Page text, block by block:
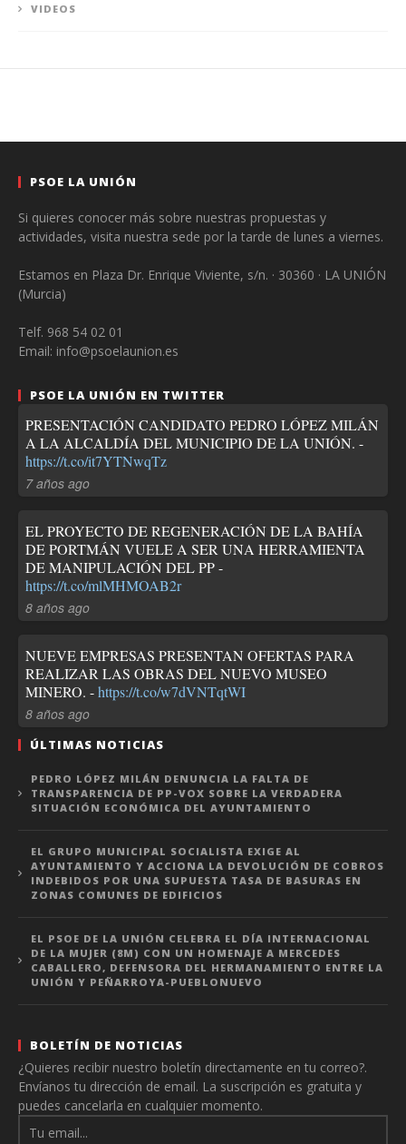
VIDEOS
PSOE LA UNIÓN
Si quieres conocer más sobre nuestras propuestas y
actividades, visita nuestra sede por la tarde de lunes a viernes.
Estamos en Plaza Dr. Enrique Viviente, s/n. · 30360 · LA UNIÓN
(Murcia)
Telf. 968 54 02 01
Email: info@psoelaunion.es
PSOE LA UNIÓN EN TWITTER
PRESENTACIÓN CANDIDATO PEDRO LÓPEZ MILÁN
A LA ALCALDÍA DEL MUNICIPIO DE LA UNIÓN. -
https://t.co/it7YTNwqTz
7 años ago
EL PROYECTO DE REGENERACIÓN DE LA BAHÍA
DE PORTMÁN VUELE A SER UNA HERRAMIENTA
DE MANIPULACIÓN DEL PP -
https://t.co/mlMHMOAB2r
8 años ago
NUEVE EMPRESAS PRESENTAN OFERTAS PARA
REALIZAR LAS OBRAS DEL NUEVO MUSEO
MINERO. -https://t.co/w7dVNTqtWI
8 años ago
ÚLTIMAS NOTICIAS
PEDRO LÓPEZ MILÁN DENUNCIA LA FALTA DE
TRANSPARENCIA DE PP-VOX SOBRE LA VERDADERA
SITUACIÓN ECONÓMICA DEL AYUNTAMIENTO
EL GRUPO MUNICIPAL SOCIALISTA EXIGE AL
AYUNTAMIENTO Y ACCIONA LA DEVOLUCIÓN DE COBROS
INDEBIDOS POR UNA SUPUESTA TASA DE BASURAS EN
ZONAS COMUNES DE EDIFICIOS
EL PSOE DE LA UNIÓN CELEBRA EL DÍA INTERNACIONAL
DE LA MUJER (8M) CON UN HOMENAJE A MERCEDES
CABALLERO, DEFENSORA DEL HERMANAMIENTO ENTRE LA
UNIÓN Y PEÑARROYA-PUEBLONUEVO
BOLETÍN DE NOTICIAS
¿Quieres recibir nuestro boletín directamente en tu correo?.
Envíanos tu dirección de email. La suscripción es gratuita y
puedes cancelarla en cualquier momento.